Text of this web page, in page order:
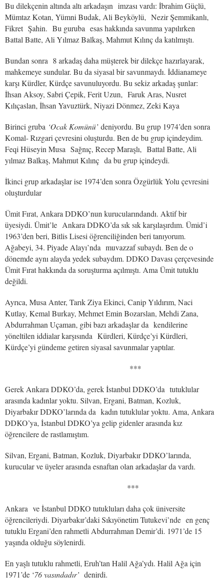
Bu dilekçenin altında altı arkadaşın imzası vardı: İbrahim Güçlü,
Mümtaz Kotan, Yümni Budak, Ali Beyköylü, Nezir Şemmikanlı,
Fikret Şahin. Bu guruba esas hakkında savunma yapılırken
Battal Batte, Ali Yılmaz Balkaş, Mahmut Kılınç da katılmıştı.
Bundan sonra 8 arkadaş daha müşterek bir dilekçe hazırlayarak,
mahkemeye sundular. Bu da siyasal bir savunmaydı. İddianameye
karşı Kürdler, Kürdçe savunuluyordu. Bu sekiz arkadaş şunlar:
İhsan Aksoy, Sabri Çepik, Ferit Uzun, Faruk Aras, Nusret
Kılıçaslan, İhsan Yavuztürk, Niyazi Dönmez, Zeki Kaya
Birinci gruba ‘Ocak Komünü’ deniyordu. Bu grup 1974’den sonra
Komal- Rızgari çevresini oluşturdu. Ben de bu grup içindeydim.
Feqi Hüseyin Musa Sağnıç, Recep Maraşlı, Battal Batte, Ali
yılmaz Balkaş, Mahmut Kılınç da bu grup içindeydi.
İkinci grup arkadaşlar ise 1974’den sonra Özgürlük Yolu çevresini
oluşturdular
Ümit Fırat, Ankara DDKO’nun kurucularındandı. Aktif bir
üyesiydi. Ümit’le Ankara DDKO’da sık sık karşılaşırdım. Ümid’i
1963’den beri, Bitlis Lisesi öğrenciliğinden beri tanıyorum.
Ağabeyi, 34. Piyade Alayı’nda muvazzaf subaydı. Ben de o
dönemde aynı alayda yedek subaydım. DDKO Davası çerçevesinde
Ümit Fırat hakkında da soruşturma açılmıştı. Ama Ümit tutuklu
değildi.
Ayrıca, Musa Anter, Tarık Ziya Ekinci, Canip Yıldırım, Naci
Kutlay, Kemal Burkay, Mehmet Emin Bozarslan, Mehdi Zana,
Abdurrahman Uçaman, gibi bazı arkadaşlar da kendilerine
yöneltilen iddialar karşısında Kürdleri, Kürdçe’yi Kürdleri,
Kürdçe’yi gündeme getiren siyasal savunmalar yaptılar.
***
Gerek Ankara DDKO’da, gerek İstanbul DDKO’da tutuklular
arasında kadınlar yoktu. Silvan, Ergani, Batman, Kozluk,
Diyarbakır DDKO’larında da kadın tutuklular yoktu. Ama, Ankara
DDKO’ya, İstanbul DDKO’ya gelip gidenler arasında kız
öğrencilere de rastlamıştım.
Silvan, Ergani, Batman, Kozluk, Diyarbakır DDKO’larında,
kurucular ve üyeler arasında esnaftan olan arkadaşlar da vardı.
***
Ankara ve İstanbul DDKO tutukluları daha çok üniversite
öğrencileriydi. Diyarbakır’daki Sıkıyönetim Tutukevi’nde en genç
tutuklu Ergani’den rahmetli Abdurrahman Demir’di. 1971’de 15
yaşında olduğu söylenirdi.
En yaşlı tutuklu rahmetli, Eruh’tan Halil Ağa’ydı. Halil Ağa için
1971’de ‘76 yaşındadır’ denirdi.